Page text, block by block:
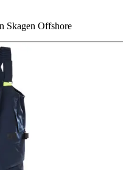
Skagen Offshore